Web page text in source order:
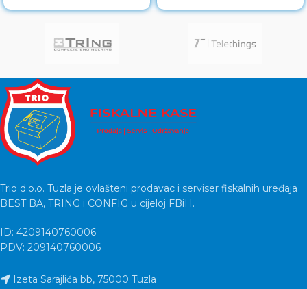
contacts
contacts
Trio d.o.o. Tuzla je ovlašteni prodavac i serviser fiskalnih uređaja
BEST BA, TRING i CONFIG u cijeloj FBiH.
ID: 4209140760006
PDV: 209140760006
Izeta Sarajlića bb, 75000 Tuzla